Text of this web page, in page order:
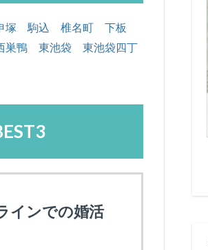
塚 駒込 椎名町
下板
巣鴨 東池袋
東池袋四丁
インでの婚活